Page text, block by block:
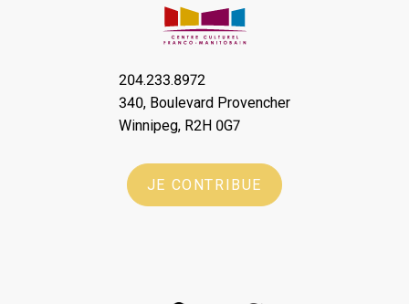
204.233.8972
340, Boulevard Provencher
Winnipeg, R2H 0G7
JE CONTRIBUE